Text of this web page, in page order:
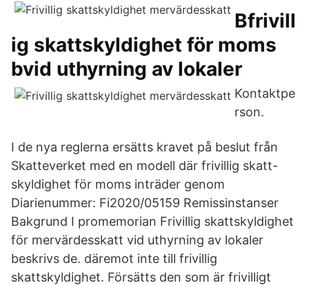
Bfrivill
ig skattskyldighet för moms
bvid uthyrning av lokaler
Kontaktpe
rson.
I de nya reglerna ersätts kravet på beslut från
Skatteverket med en modell där frivillig skatt-
skyldighet för moms inträder genom
Diarienummer: Fi2020/05159 Remissinstanser
Bakgrund I promemorian Frivillig skattskyldighet
för mervärdesskatt vid uthyrning av lokaler
beskrivs de. däremot inte till frivillig
skattskyldighet. Försätts den som är frivilligt